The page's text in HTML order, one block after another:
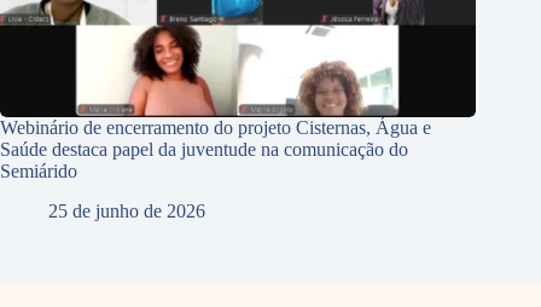
Webinário de encerramento do projeto Cisternas, Água e
Saúde destaca papel da juventude na comunicação do
Semiárido
25 de junho de 2026